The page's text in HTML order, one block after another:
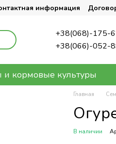
информация
+38(068)-175-
+38(066)-052-
и кормовые культуры
Главная
В наличии